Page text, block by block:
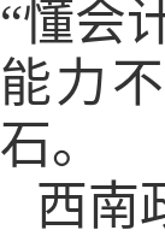
“懂会
能力
石。
西南